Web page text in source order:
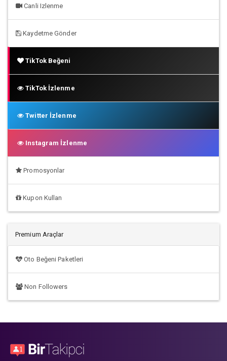
Canli Izlenme
Kaydetme Gönder
TikTok Beğeni
TikTok İzlenme
Twitter İzlenme
Instagram İzlenme
Promosyonlar
Kupon Kullan
Premium Araçlar
Oto Beğeni Paketleri
Non Followers